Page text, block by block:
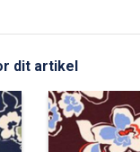
dit artikel